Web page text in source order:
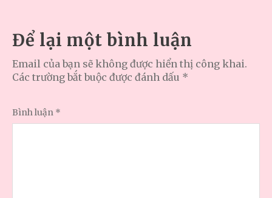
Để lại một bình luận
Email của bạn sẽ không được hiển thị công khai.
Các trường bắt buộc được đánh dấu *
Bình luận *